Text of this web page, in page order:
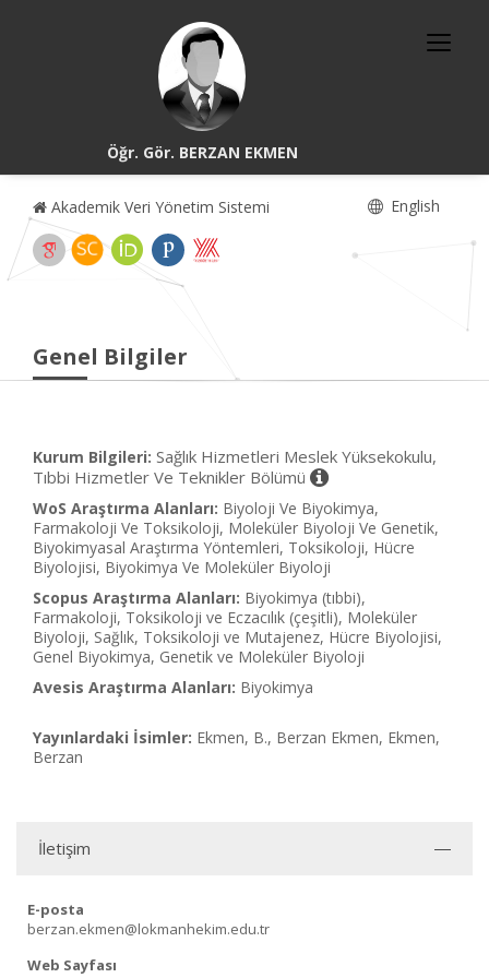
Öğr. Gör. BERZAN EKMEN
Akademik Veri Yönetim Sistemi English
Genel Bilgiler
Kurum Bilgileri: Sağlık Hizmetleri Meslek Yüksekokulu,
Tıbbi Hizmetler Ve Teknikler Bölümü
WoS Araştırma Alanları: Biyoloji Ve Biyokimya,
Farmakoloji Ve Toksikoloji, Moleküler Biyoloji Ve Genetik,
Biyokimyasal Araştırma Yöntemleri, Toksikoloji, Hücre
Biyolojisi, Biyokimya Ve Moleküler Biyoloji
Scopus Araştırma Alanları: Biyokimya (tıbbi),
Farmakoloji, Toksikoloji ve Eczacılık (çeşitli), Moleküler
Biyoloji, Sağlık, Toksikoloji ve Mutajenez, Hücre Biyolojisi,
Genel Biyokimya, Genetik ve Moleküler Biyoloji
Avesis Araştırma Alanları: Biyokimya
Yayınlardaki İsimler: Ekmen, B., Berzan Ekmen, Ekmen,
Berzan
İletişim
E-posta
berzan.ekmen@lokmanhekim.edu.tr
Web Sayfası